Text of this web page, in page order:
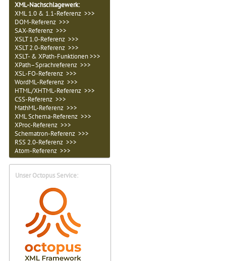
XML-Nachschlagewerk:
XML 1.0 & 1.1-Referenz >>>
DOM-Referenz >>>
SAX-Referenz >>>
XSLT 1.0-Referenz >>>
XSLT 2.0-Referenz >>>
XSLT- & XPath-Funktionen >>>
XPath–Sprachreferenz >>>
XSL-FO-Referenz >>>
WordML-Referenz >>>
HTML/XHTML-Referenz >>>
CSS-Referenz >>>
MathML-Referenz >>>
XML Schema-Referenz >>>
XProc-Referenz >>>
Schematron-Referenz >>>
RSS 2.0-Referenz >>>
Atom-Referenz >>>
Unser Octopus Service: